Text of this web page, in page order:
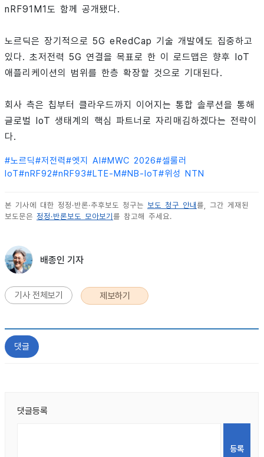
nRF91M1도 함께 공개됐다.
노르딕은 장기적으로 5G eRedCap 기술 개발에도 집중하고
있다. 초저전력 5G 연결을 목표로 한 이 로드맵은 향후 IoT
애플리케이션의 범위를 한층 확장할 것으로 기대된다.
회사 측은 칩부터 클라우드까지 이어지는 통합 솔루션을 통해
글로벌 IoT 생태계의 핵심 파트너로 자리매김하겠다는 전략이
다.
#노르딕#저전력#엣지 AI #MWC 2026#셀룰러
IoT#nRF92#nRF93#LTE-M#NB-IoT#위성 NTN
본 기사에 대한 정정·반론·추후보도 청구는 보도 청구 안내 를, 그간 게재된
보도문은 정정·반론보도 모아보기 를 참고해 주세요.
배종인 기자
기사 전체보기 제보하기
댓글
댓글등록